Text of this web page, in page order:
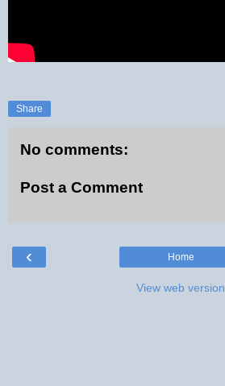
Share
No comments:
Post a Comment
‹ Home
View web version